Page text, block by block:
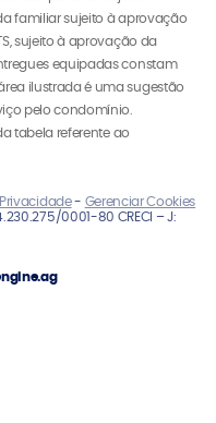
familiar sujeito à aprovação
sujeito à aprovação da
equipadas constam
ilustrada é uma sugestão
pelo condomínio.
tabela referente ao
- Gerenciar Cookies
0001-80 CRECI – J: